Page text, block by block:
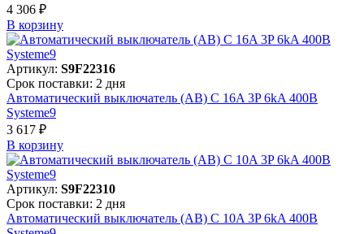
4 306 ₽
В корзинy
Артикул: S9F22316
Срок поставки: 2 дня
Автоматический выключатель (АВ) C 16A 3P 6kA 400В
Systeme9
3 617 ₽
В корзинy
Артикул: S9F22310
Срок поставки: 2 дня
Автоматический выключатель (АВ) C 10A 3P 6kA 400В